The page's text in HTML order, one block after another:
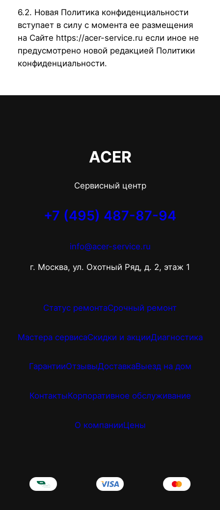
6.2. Новая Политика конфиденциальности
вступает в силу с момента ее размещения
на Сайте https://acer-service.ru если иное не
предусмотрено новой редакцией Политики
конфиденциальности.
ACER
Сервисный центр
+7 (495) 487-87-94
info@acer-service.ru
г. Москва, ул. Охотный Ряд, д. 2, этаж 1
Статус ремонтаСрочный ремонт
Мастера сервисаСкидки и акцииДиагностика
ГарантииОтзывыДоставкаВыезд на дом
КонтактыКорпоративное обслуживание
О компанииЦены